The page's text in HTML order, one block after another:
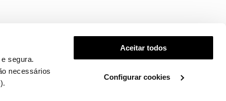
segura.
necessários
Aceitar todos
Configurar cookies